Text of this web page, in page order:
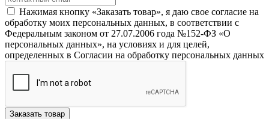
Нажимая кнопку «Заказать товар», я даю свое согласие на
обработку моих персональных данных, в соответствии с
Федеральным законом от 27.07.2006 года №152-ФЗ «О
персональных данных», на условиях и для целей,
определенных в Согласии на обработку персональных данных
Заказать товар